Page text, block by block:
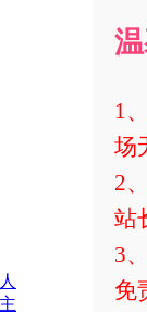
1
场
2
站
3
免